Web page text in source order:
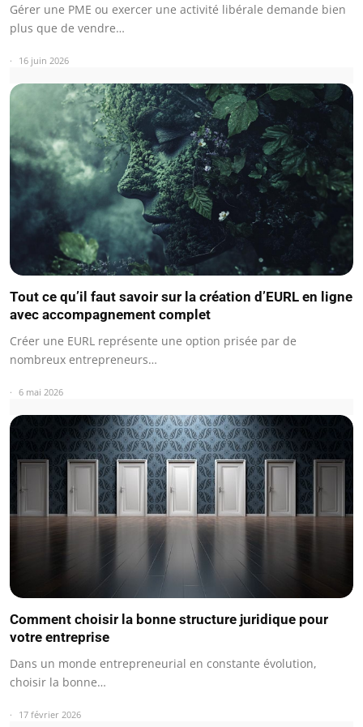
Gérer une PME ou exercer une activité libérale demande bien
plus que de vendre…
16 juin 2026
Tout ce qu’il faut savoir sur la création d’EURL en ligne
avec accompagnement complet
Créer une EURL représente une option prisée par de
nombreux entrepreneurs…
6 mai 2026
Comment choisir la bonne structure juridique pour
votre entreprise
Dans un monde entrepreneurial en constante évolution,
choisir la bonne…
17 février 2026